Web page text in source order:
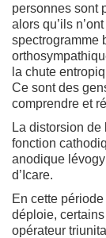
personnes sont
alors qu’ils
spectrogramme
la chute
Ce sont des
comprendre et
La distorsion
fonction
anodique
d’Icare.
En cette
déploie,
opérateur